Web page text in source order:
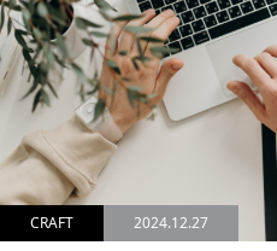
CRAFT 2024.12.27